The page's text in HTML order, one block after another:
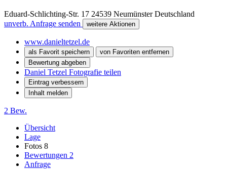
Eduard-Schlichting-Str. 17 24539 Neumünster Deutschland
unverb. Anfrage senden
weitere Aktionen
www.danieltetzel.de
als Favorit speichern
von Favoriten entfernen
Bewertung abgeben
Daniel Tetzel Fotografie teilen
Eintrag verbessern
Inhalt melden
2 Bew.
Übersicht
Lage
Fotos 8
Bewertungen 2
Anfrage